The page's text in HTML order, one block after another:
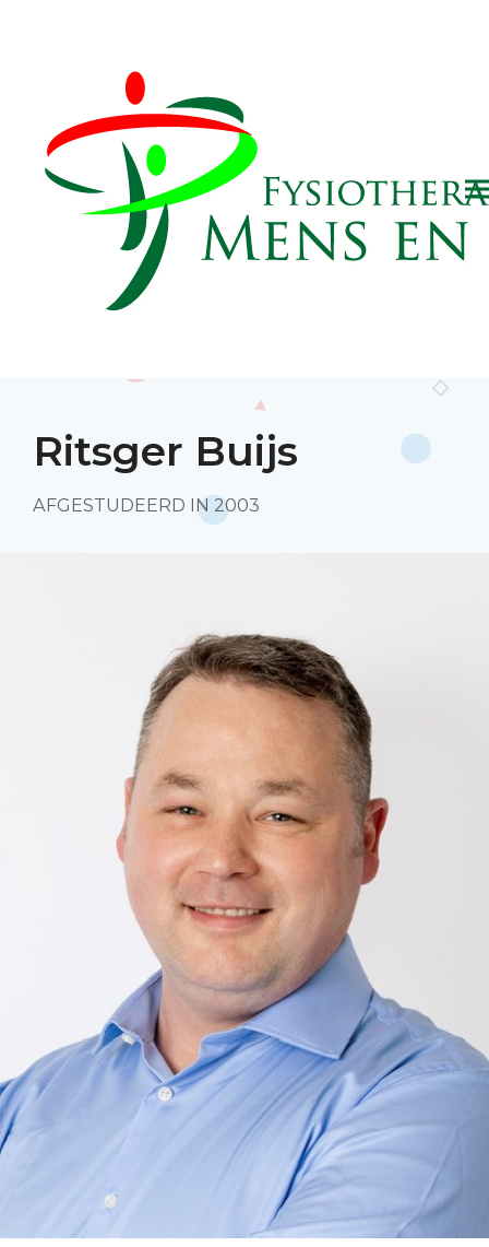
Ritsger Buijs
AFGESTUDEERD IN 2003